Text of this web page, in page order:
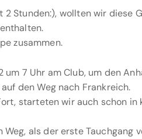
Stunden:), wollten wir diese
zusammen.
7 Uhr am Club, um den
den Weg nach Frankreich.
starteten wir auch schon
als der erste Tauchgang